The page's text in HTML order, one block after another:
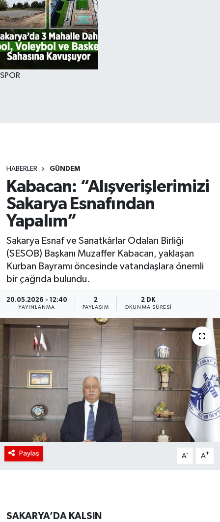
SPOR
HABERLER GÜNDEM
Kabacan: “Alışverişlerimizi
Sakarya Esnafından
Yapalım”
Sakarya Esnaf ve Sanatkârlar Odaları Birliği
(SESOB) Başkanı Muzaffer Kabacan, yaklaşan
Kurban Bayramı öncesinde vatandaşlara önemli
bir çağrıda bulundu.
20.05.2026 - 12:40
YAYINLANMA
2
PAYLAŞIM
2 DK
OKUNMA SÜRESI
Paylaş A- A+
SAKARYA’DA KALSIN